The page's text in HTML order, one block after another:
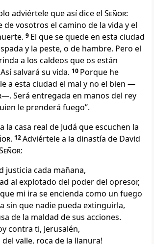
adviértele que así dice el Señor:
de vosotros el camino de la vida y el
9 El que se quede en esta ciudad
y la peste, o de hambre. Pero el
a los caldeos que os están
salvará su vida. 10 Porque he
a esta ciudad el mal y no el bien —
—. Será entregada en manos del rey
le prenderá fuego”.
la casa real de Judá que escuchen la
. 12Adviértele a la dinastía de David
:
justicia cada mañana,
al explotado del poder del opresor,
mi ira se encienda como un fuego
sin que nadie pueda extinguirla,
de la maldad de sus acciones.
contra ti, Jerusalén,
del valle, roca de la llanura!